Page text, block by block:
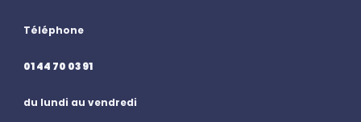
Téléphone
01 44 70 03 91
du lundi au vendredi